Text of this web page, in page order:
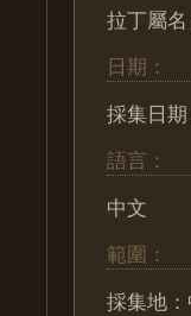
拉丁屬
日期：
採集日
語言：
中文
範圍：
採集地